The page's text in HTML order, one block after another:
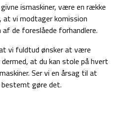
ismaskiner, være en række
vi modtager komission
de foreslåede forhandlere.
vi fuldtud ønsker at være
at du kan stole på hvert
Ser vi en årsag til at
gøre det.